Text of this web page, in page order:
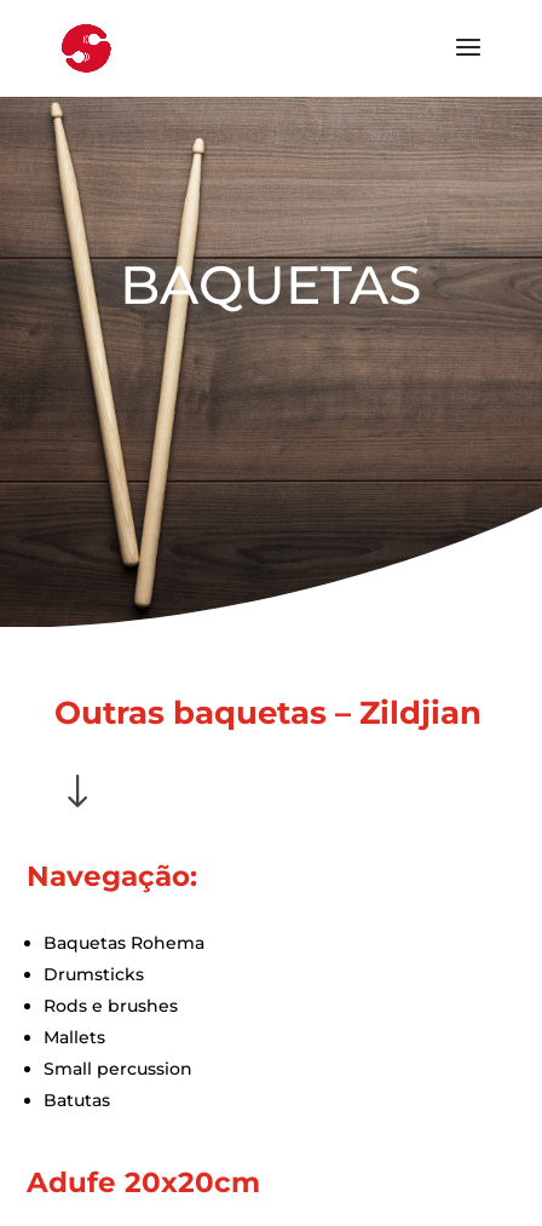
BAQUETAS
Outras baquetas – Zildjian
"
Navegação:
Baquetas Rohema
Drumsticks
Rods e brushes
Mallets
Small percussion
Batutas
Adufe 20x20cm